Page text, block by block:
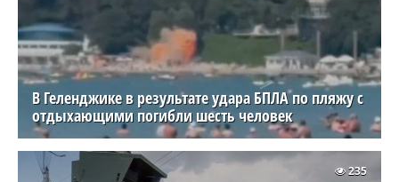
В Геленджике в результате удара БПЛА по пляжу с
отдыхающими погибли шесть человек
235